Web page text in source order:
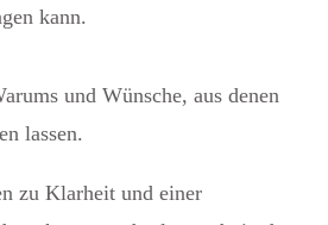
kann.
und Wünsche, aus denen
lassen.
zu Klarheit und einer